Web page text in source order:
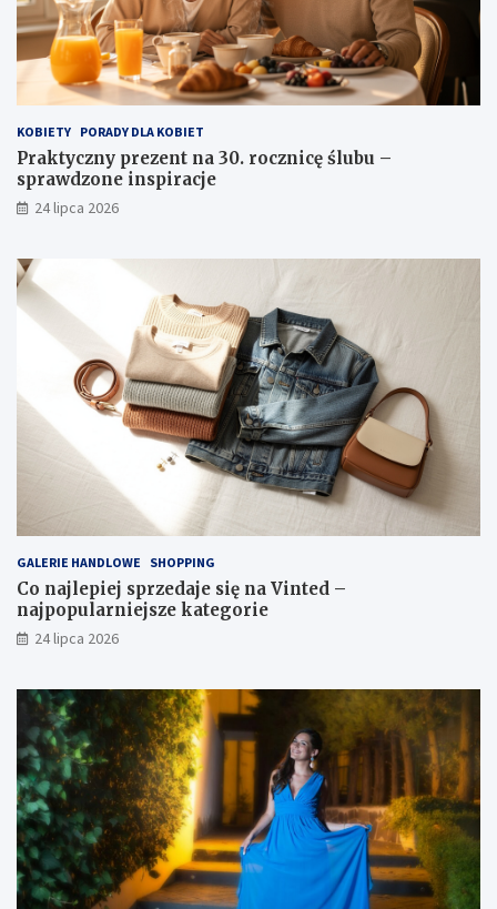
KOBIETY PORADY DLA KOBIET
Praktyczny prezent na 30. rocznicę ślubu –
sprawdzone inspiracje
24 lipca 2026
GALERIE HANDLOWE SHOPPING
Co najlepiej sprzedaje się na Vinted –
najpopularniejsze kategorie
24 lipca 2026